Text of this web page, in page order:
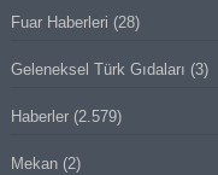
Fuar Haberleri (28)
Geleneksel Türk Gıdaları (3)
Haberler(2.579)
Mekan(2)